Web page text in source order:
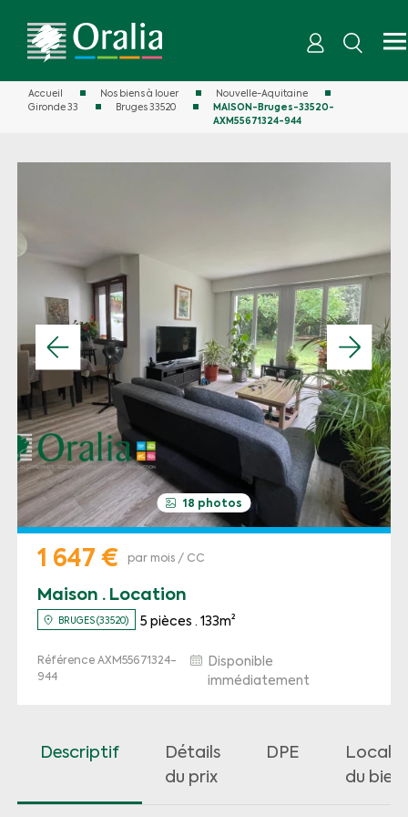
Accueil Nos biens à louer
Nouvelle-Aquitaine
Gironde 33
Bruges 33520
MAISON-Bruges-33520-
AXM55671324-944
18 photos
Maison · Location
BRUGES (33520) 5 pièces · 133m²
1 647 € par mois / CC
Référence AXM55671324-
944
Disponible
immédiatement
Descriptif
Détails
du prix
DPE
du bien